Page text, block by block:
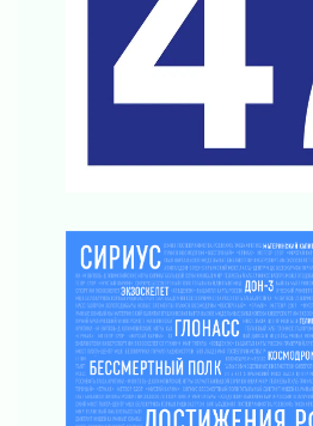
Что делать со сбережениями
04 августа 2026
Награды нашли строителей
Ленобласть повышает
03 августа 2026
Ладожский мост
часа
03 августа 2026
Музеи Ленобласти
03 августа 2026
Новая площадка: 2027